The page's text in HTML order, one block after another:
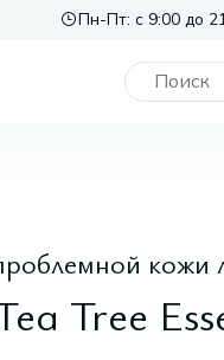
Пн-Пт: с 9:00 до
кожи
Tree